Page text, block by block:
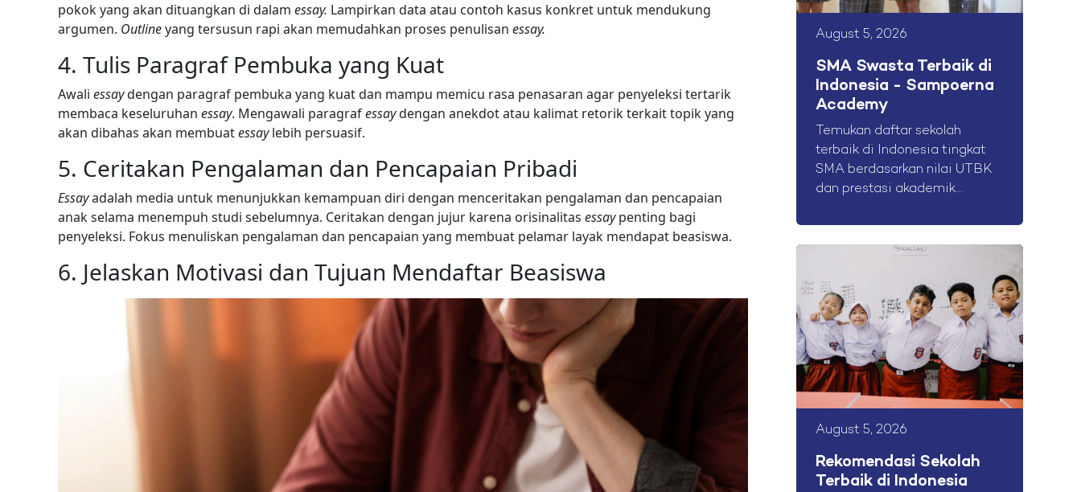
pokok yang akan dituangkan di dalam essay. Lampirkan data atau contoh kasus konkret untuk mendukung
argumen. Outlineyang tersusun rapi akan memudahkan proses penulisan essay.
4. Tulis Paragraf Pembuka yang Kuat
Awali essaydengan paragraf pembuka yang kuat dan mampu memicu rasa penasaran agar penyeleksi tertarik
membaca keseluruhan essay. Mengawali paragrafessaydengan anekdot atau kalimat retorik terkait topik yang
akan dibahas akan membuatessaylebih persuasif.
5. Ceritakan Pengalaman dan Pencapaian Pribadi
Essayadalah media untuk menunjukkan kemampuan diri dengan menceritakan pengalaman dan pencapaian
anak selama menempuh studi sebelumnya. Ceritakan dengan jujur karena orisinalitas essaypenting bagi
penyeleksi. Fokus menuliskan pengalaman dan pencapaian yang membuat pelamar layak mendapat beasiswa.
6. Jelaskan Motivasi dan Tujuan Mendaftar Beasiswa
August 5, 2026
SMA Swasta Terbaik di
Indonesia - Sampoerna
Academy
Temukan daftar sekolah
terbaik di Indonesia tingkat
SMA berdasarkan nilai UTBK
dan prestasi akademik...
August 5, 2026
Rekomendasi Sekolah
Terbaik di Indonesia